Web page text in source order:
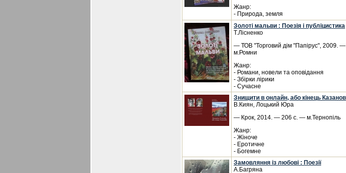
Жанр:
- Природа, земля
Золоті мальви : Поезія і публіцистика
Т.Лісненко
— ТОВ "Торговий дім "Папірус",
м.Ромни
Жанр:
- Романи, новели та оповідання
- Збірки лірики
- Сучасне
Знищити в онлайн, або кінець
В.Киян, Лоцький Юра
— Крок, 2014. — 206 с. — м.Тернопіль
Жанр:
- Жіноче
- Еротичне
- Богемне
Замовляння із любові : Поезії
А.Багряна